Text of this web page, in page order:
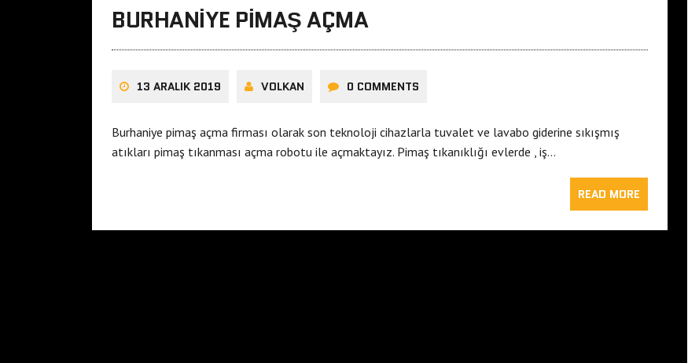
BURHANIYE PIMAŞ AÇMA
13 ARALIK 2019 VOLKAN 0 COMMENTS
Burhaniye pimaş açma firması olarak son teknoloji cihazlarla tuvalet ve lavabo giderine sıkışmış
atıkları pimaş tıkanması açma robotu ile açmaktayız. Pimaş tıkanıklığı evlerde , iş…
READ MORE